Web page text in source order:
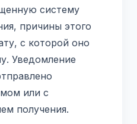
систему
причины этого
с которой оно
Уведомление
или с
получения.